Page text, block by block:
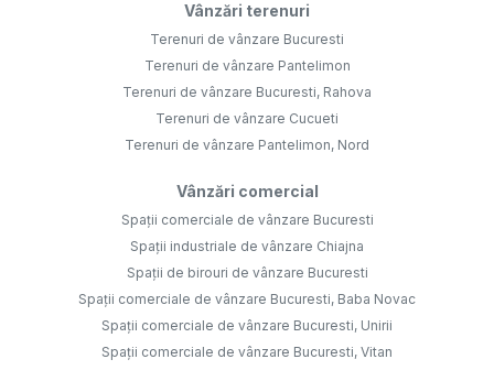
Vânzări terenuri
Terenuri de vânzare Bucuresti
Terenuri de vânzare Pantelimon
Terenuri de vânzare Bucuresti, Rahova
Terenuri de vânzare Cucueti
Terenuri de vânzare Pantelimon, Nord
Vânzări comercial
Spații comerciale de vânzare Bucuresti
Spații industriale de vânzare Chiajna
Spații de birouri de vânzare Bucuresti
Spații comerciale de vânzare Bucuresti, Baba Novac
Spații comerciale de vânzare Bucuresti, Unirii
Spații comerciale de vânzare Bucuresti, Vitan